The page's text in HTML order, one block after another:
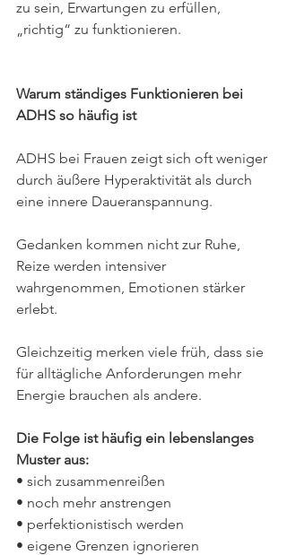
zu sein, Erwartungen zu erfüllen,
„richtig“ zu funktionieren.
Warum ständiges Funktionieren bei
ADHS so häufig ist
ADHS bei Frauen zeigt sich oft weniger
durch äußere Hyperaktivität als durch
eine innere Daueranspannung.
Gedanken kommen nicht zur Ruhe,
Reize werden intensiver
wahrgenommen, Emotionen stärker
erlebt.
Gleichzeitig merken viele früh, dass sie
für alltägliche Anforderungen mehr
Energie brauchen als andere.
Die Folge ist häufig ein lebenslanges
Muster aus:
• sich zusammenreißen
• noch mehr anstrengen
• perfektionistisch werden
• eigene Grenzen ignorieren